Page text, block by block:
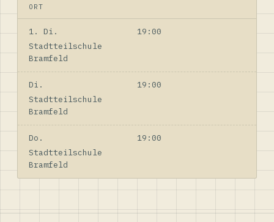
ORT
1. Di.
19:00
Stadtteilschule
Bramfeld
Di.
19:00
Stadtteilschule
Bramfeld
Do.
19:00
Stadtteilschule
Bramfeld